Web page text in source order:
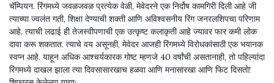
चॅम्पियन. रिंगमध्ये जवळजवळ प्रत्येक वेळी, मेवेदरने एक निर्दोष कामगिरी दिली आहे जी
त्याच्या ज्वलंत गती, शिक्षा देण्याची शक्ती आणि अविश्वसनीय रिंग जनरलशिपचा परिणाम
आहे. त्याची लढाई ही तेजस्वीपणाची एक उत्कृष्ट कलाकृती आहे ज्यावर फार कमी लोक
दावा करू शकतात. त्याचे वय असूनही, मेवेदर आजही रिंगमध्ये विरोधकांसाठी एक भयानक
स्वप्न आहे. याहून अधिक आश्चर्यकारक गोष्ट म्हणजे 40 वर्षांची असतानाही, तो पहिल्यांदा
रिंगमध्ये दाखल झाला त्या दिवसासारखाच हळवा आणि मनासारखा आणि फिट दिसतो!